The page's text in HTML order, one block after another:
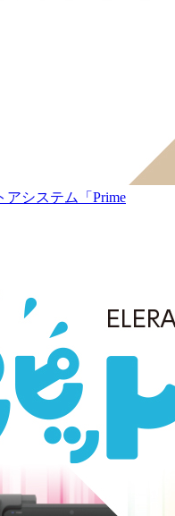
アシステム「Prime